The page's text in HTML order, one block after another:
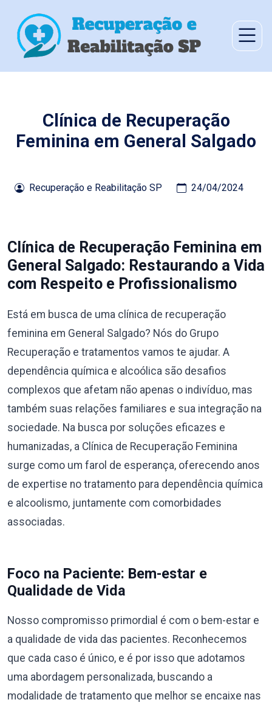
Clínica de Recuperação
Feminina em General Salgado
Recuperação e Reabilitação SP 24/04/2024
Clínica de Recuperação Feminina em
General Salgado: Restaurando a Vida
com Respeito e Profissionalismo
Está em busca de uma clínica de recuperação
feminina em General Salgado? Nós do Grupo
Recuperação e tratamentos vamos te ajudar. A
dependência química e alcoólica são desafios
complexos que afetam não apenas o indivíduo, mas
também suas relações familiares e sua integração na
sociedade. Na busca por soluções eficazes e
humanizadas, a Clínica de Recuperação Feminina
surge como um farol de esperança, oferecendo anos
de expertise no tratamento para dependência química
e alcoolismo, juntamente com comorbidades
associadas.
Foco na Paciente: Bem-estar e
Qualidade de Vida
Nosso compromisso primordial é com o bem-estar e
a qualidade de vida das pacientes. Reconhecemos
que cada caso é único, e é por isso que adotamos
uma abordagem personalizada, buscando a
modalidade de tratamento que melhor se encaixe nas